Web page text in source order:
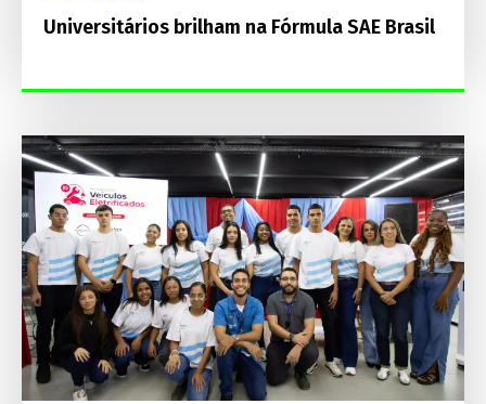
Universitários brilham na Fórmula SAE Brasil